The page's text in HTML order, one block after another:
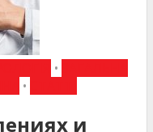
•
•
и